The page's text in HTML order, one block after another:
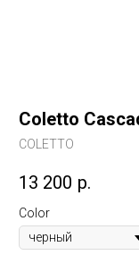
Coletto
COLETTO
13 200 р.
Color